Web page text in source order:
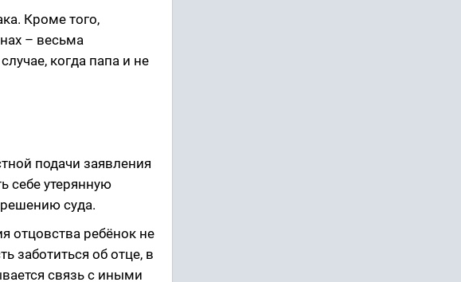
Кроме того,
– весьма
когда папа и не
подачи заявления
себе утерянную
суда.
отцовства ребёнок не
заботиться об отце, в
связь с иными